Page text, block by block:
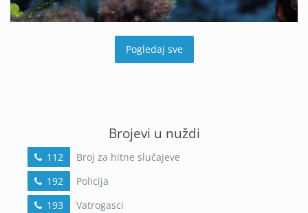
Pogledaj sve
Brojevi u nuždi
112
Broj za hitne slučajeve
192
Policija
193
Vatrogasci